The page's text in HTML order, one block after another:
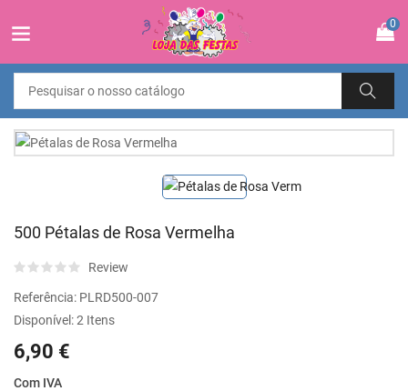
0
500 Pétalas de Rosa Vermelha
Review
Referência: PLRD500-007
Disponível:2 Itens
6,90 €
Com IVA